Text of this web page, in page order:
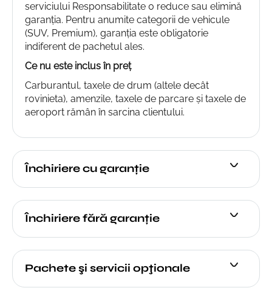
serviciului Responsabilitate 0 reduce sau elimină
garanția. Pentru anumite categorii de vehicule
(SUV, Premium), garanția este obligatorie
indiferent de pachetul ales.
Ce nu este inclus în preț
Carburantul, taxele de drum (altele decât
rovinieta), amenzile, taxele de parcare și taxele de
aeroport rămân în sarcina clientului.
Închiriere cu garanție
Închiriere fără garanție
Pachete şi servicii opţionale